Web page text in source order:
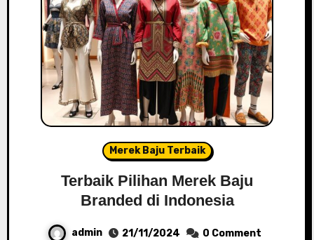
Merek Baju Terbaik
Terbaik Pilihan Merek Baju
Branded di Indonesia
admin 21/11/2024 0 Comment